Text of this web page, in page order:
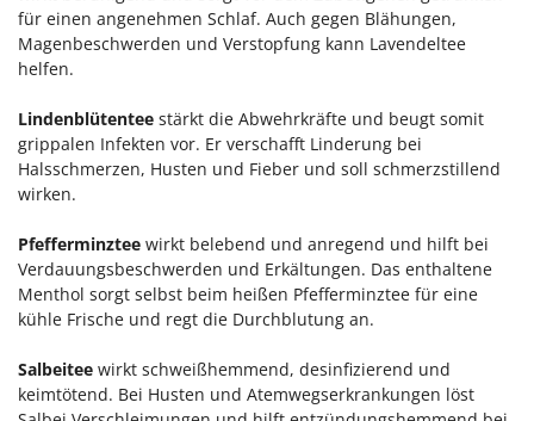
für einen angenehmen Schlaf. Auch gegen Blähungen,
Magenbeschwerden und Verstopfung kann Lavendeltee
helfen.
Lindenblütentee stärkt die Abwehrkräfte und beugt somit
grippalen Infekten vor. Er verschafft Linderung bei
Halsschmerzen, Husten und Fieber und soll schmerzstillend
wirken.
Pfefferminztee wirkt belebend und anregend und hilft bei
Verdauungsbeschwerden und Erkältungen. Das enthaltene
Menthol sorgt selbst beim heißen Pfefferminztee für eine
kühle Frische und regt die Durchblutung an.
Salbeitee wirkt schweißhemmend, desinfizierend und
keimtötend. Bei Husten und Atemwegserkrankungen löst